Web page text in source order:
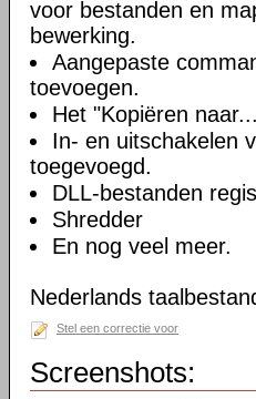
voor bestanden en
bewerking.
Aangepaste
toevoegen.
Het "Kopiëren
In- en uitschakelen
toegevoegd.
DLL-bestanden
Shredder
En nog veel meer.
Nederlands
Stel een correctie voor
Screenshots: